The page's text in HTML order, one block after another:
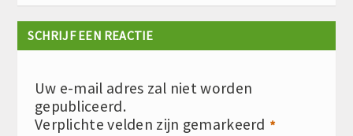
SCHRIJF EEN REACTIE
Uw e-mail adres zal niet worden
gepubliceerd.
Verplichte velden zijn gemarkeerd *